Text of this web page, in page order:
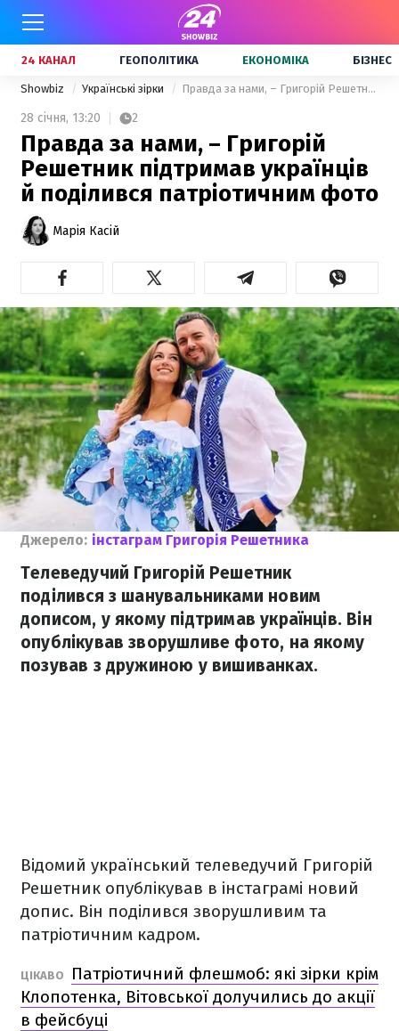
24 КАНАЛ ГЕОПОЛІТИКА ЕКОНОМІКА БІЗНЕС
Showbiz Українські зірки Правда за нами, – Григорій Решетник підтримав українців й поділився патріотичним фото
28 січня, 13:20 2
Правда за нами, – Григорій
Решетник підтримав українців
й поділився патріотичним фото
Марія Касій
Джерело: інстаграм Григорія Решетника
Телеведучий Григорій Решетник
поділився з шанувальниками новим
дописом, у якому підтримав українців. Він
опублікував зворушливе фото, на якому
позував з дружиною у вишиванках.
Відомий український телеведучий Григорій
Решетник опублікував в інстаграмі новий
допис. Він поділився зворушливим та
патріотичним кадром.
ЦІКАВО
Патріотичний флешмоб: які зірки крім
Клопотенка, Вітовської долучились до акції
в фейсбуці